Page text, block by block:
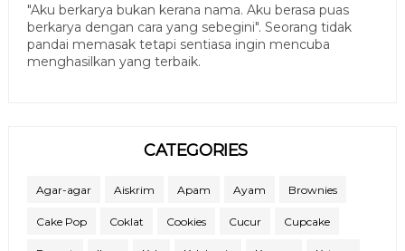
"Aku berkarya bukan kerana nama. Aku berasa puas
berkarya dengan cara yang sebegini". Seorang tidak
pandai memasak tetapi sentiasa ingin mencuba
menghasilkan yang terbaik.
CATEGORIES
Agar-agar Aiskrim Apam Ayam Brownies
Cake Pop Coklat Cookies Cucur Cupcake